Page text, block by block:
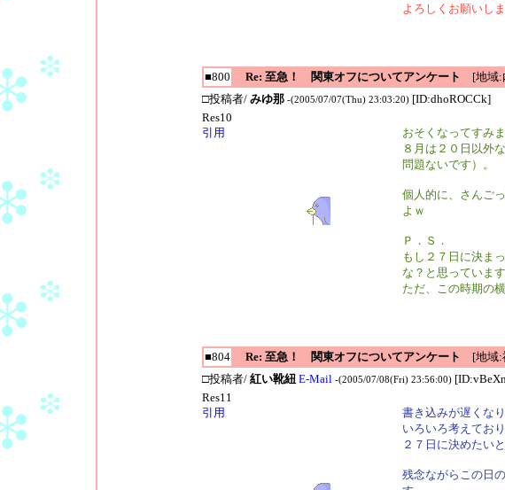
よろしくお願いしま
■800
Re: 至急！ 関東オフについてアンケート
[地域:
□投稿者/ みゆ那 -(2005/07/07(Thu) 23:03:20) [ID:dhoROCCk]
Res10
引用
おそくなってすみ
８月は２０日以外
問題ないです）。
個人的に、さんご
よｗ
Ｐ．Ｓ．
もし２７日に決ま
な？と思っています
ただ、この時期の
■804
Re: 至急！ 関東オフについてアンケート
[地域:
□投稿者/ 紅い靴紐 E-Mail -(2005/07/08(Fri) 23:56:00)
Res11
引用
書き込みが遅くな
いろいろ考えてお
２７日に決めたい
残念ながらこの日